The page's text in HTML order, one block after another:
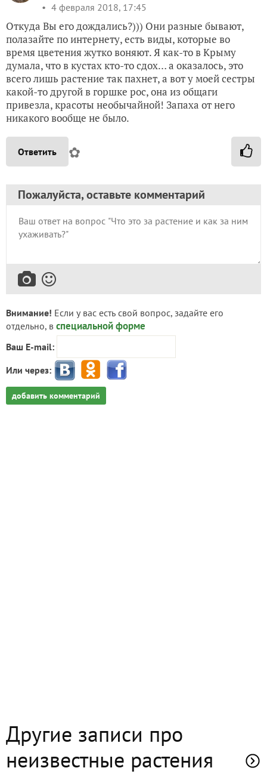
4 февраля 2018, 17:45
Откуда Вы его дождались?))) Они разные бывают,
полазайте по интернету, есть виды, которые во
время цветения жутко воняют. Я как-то в Крыму
думала, что в кустах кто-то сдох… а оказалось, это
всего лишь растение так пахнет, а вот у моей сестры
какой-то другой в горшке рос, она из общаги
привезла, красоты необычайной! Запаха от него
никакого вообще не было.
Ответить ✿
Пожалуйста, оставьте комментарий
Внимание! Если у вас есть свой вопрос, задайте его
отдельно, в специальной форме
Ваш E-mail:
Или через:
добавить комментарий
Другие записи про
неизвестные растения